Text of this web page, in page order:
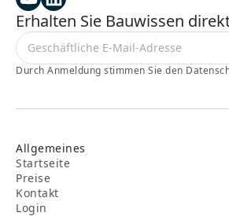
Erhalten Sie Bauwissen
Durch Anmeldung stimmen Sie den
Allgemeines
Startseite
Preise
Kontakt
Login